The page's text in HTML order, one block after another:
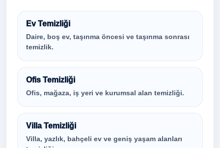
Ev Temizliği
Daire, boş ev, taşınma öncesi ve taşınma sonrası
temizlik.
Ofis Temizliği
Ofis, mağaza, iş yeri ve kurumsal alan temizliği.
Villa Temizliği
Villa, yazlık, bahçeli ev ve geniş yaşam alanları